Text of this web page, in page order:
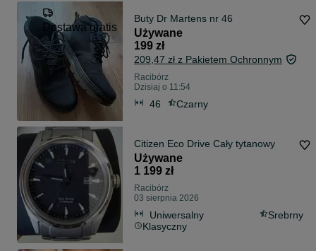
Dostawa gratis
Buty Dr Martens nr 46
Używane
199 zł
209,47 zł z Pakietem Ochronnym
Racibórz
Dzisiaj o 11:54
46 Czarny
Citizen Eco Drive Cały tytanowy
Używane
1 199 zł
Racibórz
03 sierpnia 2026
Uniwersalny
Srebrny
Klasyczny